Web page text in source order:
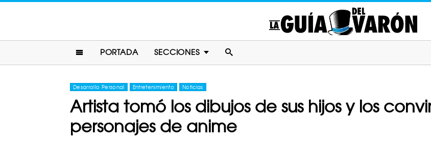
PORTADA SECCIONES
Desarrollo Personal Entretenimiento Noticias
Artista tomó los dibujos de sus hijos y los
personajes de anime